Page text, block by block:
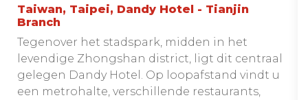
Taiwan, Taipei, Dandy Hotel - Tianjin
Branch
Tegenover het stadspark, midden in het
levendige Zhongshan district, ligt dit centraal
gelegen Dandy Hotel. Op loopafstand vindt u
een metrohalte, verschillende restaurants,